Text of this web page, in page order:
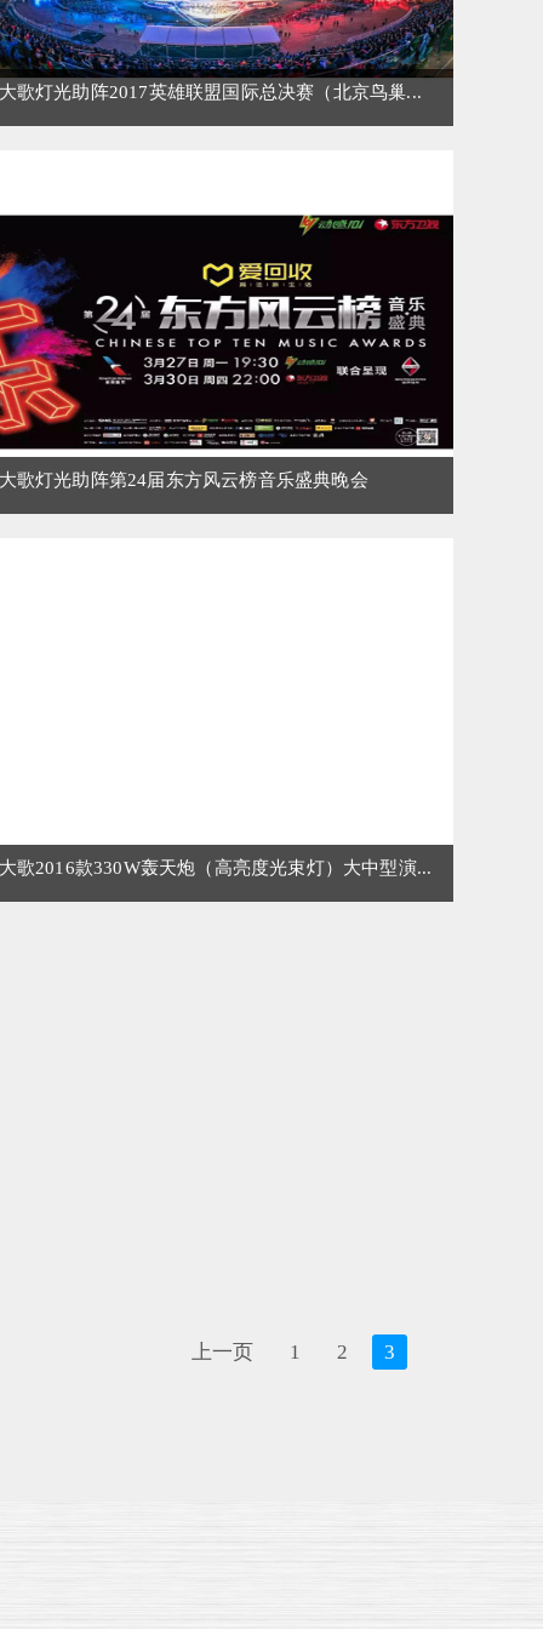
歌灯光助阵2017英雄联盟国际总决赛（北京鸟巢...
歌灯光助阵第24届东方风云榜音乐盛典晚会
歌2016款330W轰天炮（高亮度光束灯）大中型演...
上一页 1 2 3